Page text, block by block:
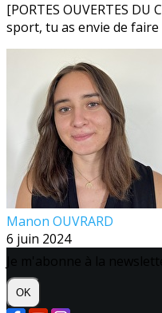
[PORTES OUVERTES
sport, tu as envie de
Manon OUVRARD
6 juin 2024
OK